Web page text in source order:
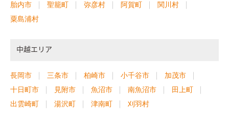
胎内市
聖籠町 弥彦村 阿賀町
関川村
粟島浦村
中越エリア
長岡市 三条市 柏崎市 小千谷市
加茂市
十日町市
見附市 魚沼市 南魚沼市
田上町
出雲崎町
湯沢町 津南町 刈羽村